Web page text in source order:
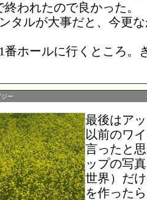
われたので良かった。
タルが大事だと、今更
番ホールに行くところ。
ー
最後はア
以前のワ
言ったと
ップの写
世界）だ
を作った